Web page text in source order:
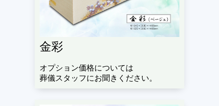
金彩
オプション価格については
葬儀スタッフにお聞きください。